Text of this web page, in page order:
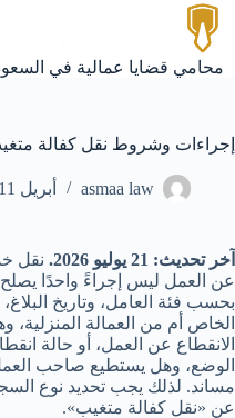
التجاوز
إلى
المحتوى
محامي قضايا عمالية في
إجراءات وشروط نقل كفالة
asmaa law أبريل 11, 2026
آخر تحديث: 21 يوليو 2026.
نقل
عن العمل ليس إجراءً واحدًا
بحسب فئة العامل، وتاريخ
الخاص أم من العمالة المنزلية،
الانقطاع عن العمل، أو حالة
الوضع، وهل يستطيع صاحب
مساند. لذلك يجب تحديد نوع
عن «نقل كفالة متغيب».